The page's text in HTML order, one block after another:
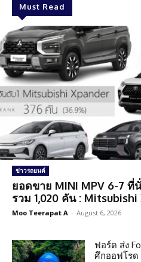
Must Read
ข่าวรถยนต์
ยอดขาย MINI MPV 6-7 ที่
รวม 1,020 คัน :
Moo Teerapat A - August 6, 2026
ฟอร์ด ส่ง
ศึกออฟโรด